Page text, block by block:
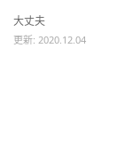
大丈夫
更新: 2020.12.04